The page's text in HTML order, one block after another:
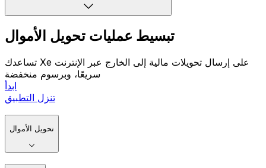
تبسيط عمليات تحويل الأموال
تساعدك Xe على إرسال تحويلات مالية إلى الخارج عبر الإنترنت
سريعًا، وبرسوم منخفضة
ابدأ
تنزل التطبيق
تحويل الأموال